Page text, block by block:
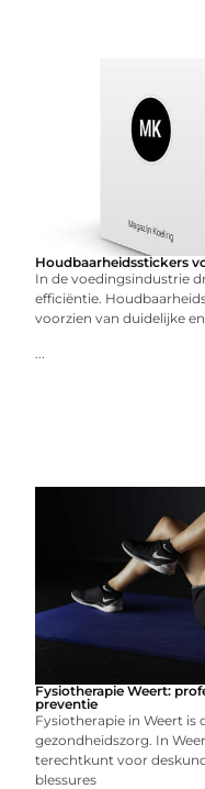
Houdbaarheidsstickers
In de voedingsindustrie
efficiëntie.
voorzien van duidelijke
...
Fysiotherapie Weert:
preventie
Fysiotherapie in Weert
gezondheidszorg. In
terechtkunt voor
blessures